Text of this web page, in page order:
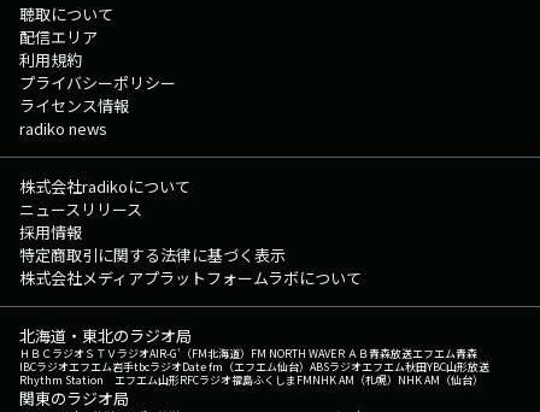
聴取について
配信エリア
利用規約
プライバシーポリシー
ライセンス情報
radiko news
株式会社radikoについて
ニュースリリース
採用情報
特定商取引に関する法律に基づく表示
株式会社メディアプラットフォームラボについて
北海道・東北のラジオ局
ＨＢＣラジオＳＴＶラジオAIR-G'（FM北海道） FM NORTH WAVEＲＡＢ青森放送エフエム青森
IBCラジオエフエム岩手tbcラジオDate fm（エフエム仙台） ABSラジオエフエム秋田YBC山形放送
Rhythm Station エフエム山形RFCラジオ福島ふくしまFMNHK AM（札幌） NHK AM（仙台）
関東のラジオ局